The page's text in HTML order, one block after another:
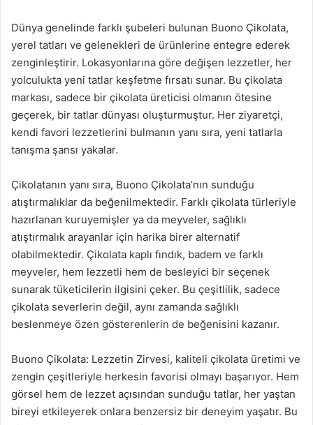
Dünya genelinde farklı şubeleri bulunan Buono Çikolata,
yerel tatları ve gelenekleri de ürünlerine entegre ederek
zenginleştirir. Lokasyonlarına göre değişen lezzetler, her
yolculukta yeni tatlar keşfetme fırsatı sunar. Bu çikolata
markası, sadece bir çikolata üreticisi olmanın ötesine
geçerek, bir tatlar dünyası oluşturmuştur. Her ziyaretçi,
kendi favori lezzetlerini bulmanın yanı sıra, yeni tatlarla
tanışma şansı yakalar.
Çikolatanın yanı sıra, Buono Çikolata’nın sunduğu
atıştırmalıklar da beğenilmektedir. Farklı çikolata türleriyle
hazırlanan kuruyemişler ya da meyveler, sağlıklı
atıştırmalık arayanlar için harika birer alternatif
olabilmektedir. Çikolata kaplı fındık, badem ve farklı
meyveler, hem lezzetli hem de besleyici bir seçenek
sunarak tüketicilerin ilgisini çeker. Bu çeşitlilik, sadece
çikolata severlerin değil, aynı zamanda sağlıklı
beslenmeye özen gösterenlerin de beğenisini kazanır.
Buono Çikolata: Lezzetin Zirvesi, kaliteli çikolata üretimi ve
zengin çeşitleriyle herkesin favorisi olmayı başarıyor. Hem
görsel hem de lezzet açısından sunduğu tatlar, her yaştan
bireyi etkileyerek onlara benzersiz bir deneyim yaşatır. Bu